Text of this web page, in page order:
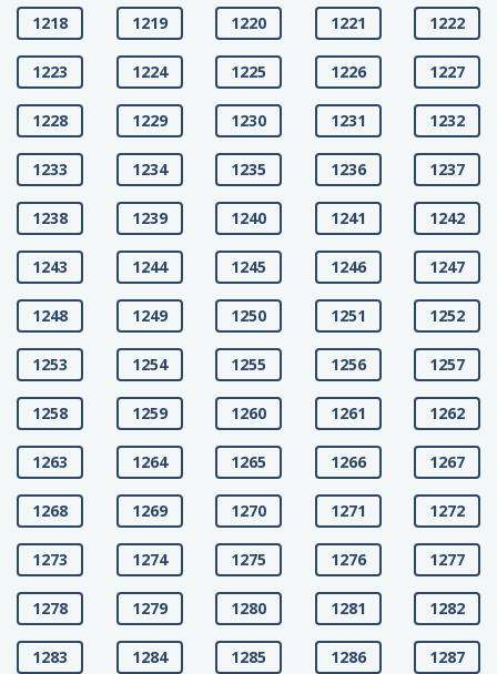
1218 1219 1220 1221 1222
1223 1224 1225 1226 1227
1228 1229 1230 1231 1232
1233 1234 1235 1236 1237
1238 1239 1240 1241 1242
1243 1244 1245 1246 1247
1248 1249 1250 1251 1252
1253 1254 1255 1256 1257
1258 1259 1260 1261 1262
1263 1264 1265 1266 1267
1268 1269 1270 1271 1272
1273 1274 1275 1276 1277
1278 1279 1280 1281 1282
1283 1284 1285 1286 1287